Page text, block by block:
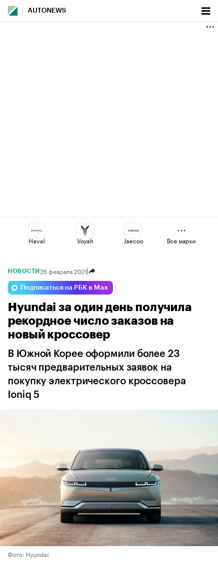
AUTONEWS
Haval Voyah Jaecoo
Lada Esteo
Changan Geely Volga
Все марки
НОВОСТИ 26 февраля 2021
Подписаться на РБК в Max
Hyundai за один день получила
рекордное число заказов на
новый кроссовер
В Южной Корее оформили более 23
тысяч предварительных заявок на
покупку электрического кроссовера
Ioniq 5
Фото: Hyundai